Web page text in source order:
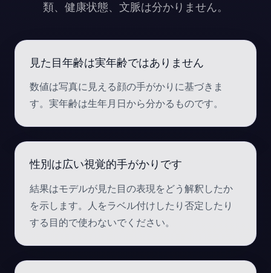
類、健康状態、文脈は分かりません。
見た目年齢は実年齢ではありません
数値は写真に見える顔の手がかりに基づきま
す。実年齢は生年月日から分かるものです。
性別は広い視覚的手がかりです
結果はモデルが見た目の表現をどう解釈したか
を示します。人をラベル付けしたり否定したり
する目的で使わないでください。